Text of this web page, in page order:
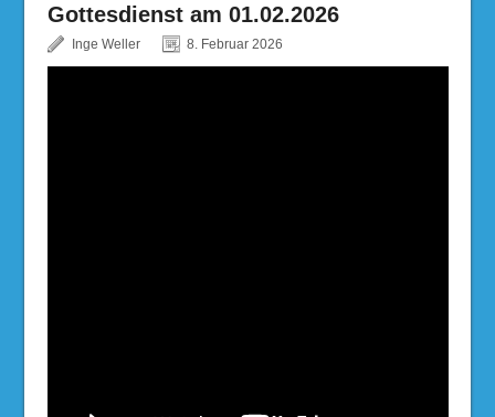
Gottesdienst am 01.02.2026
Inge Weller 8. Februar 2026